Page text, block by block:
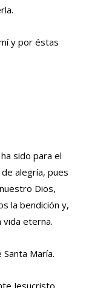
y por éstas
sido para el
alegría, pues
Dios,
la bendición y,
vida eterna.
María.